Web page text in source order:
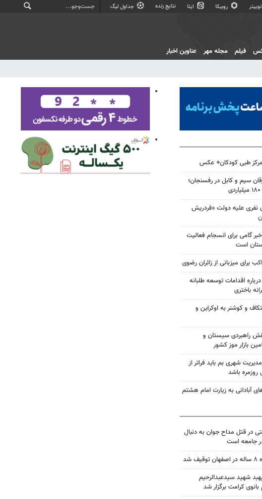
توییتر روبیکا ایتا نتایج زنده جداول لیگ
فیلم مجله مهر عناوین اخبار
طبی کودکان+ عکس
سیم و کابل در رفسنجان؛
نفری علیه دولت «فردریش
خبر گامی برای انسجام فعالیت
است
برای میزبانی از زائران رضوی
اقدامات توسعه طلبانه
باختری
و کوشنر به اوکراین و
راهبردی سیستان و
بازار موز کشور
شهری بم باید فراتر از
روزمره باشد
آبادانی به زیارت امام هشتم
در قتل مداح جوان به دنبال
جامعه است
شهید سیدعبدالرحیم
کرامت برگزار شد